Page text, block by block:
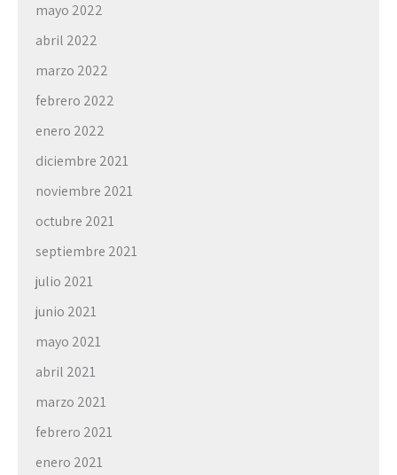
mayo 2022
abril 2022
marzo 2022
febrero 2022
enero 2022
diciembre 2021
noviembre 2021
octubre 2021
septiembre 2021
julio 2021
junio 2021
mayo 2021
abril 2021
marzo 2021
febrero 2021
enero 2021